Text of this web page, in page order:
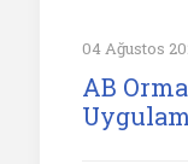
04 Ağustos
AB